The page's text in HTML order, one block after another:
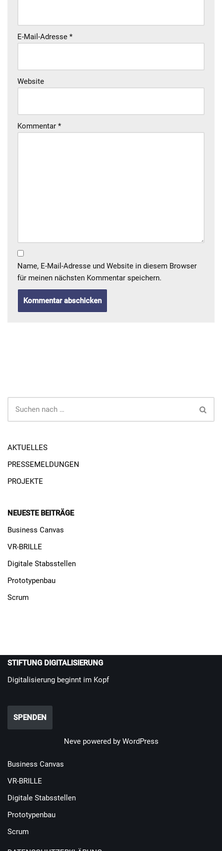
E-Mail-Adresse *
Website
Kommentar *
Name, E-Mail-Adresse und Website in diesem Browser
für meinen nächsten Kommentar speichern.
AKTUELLES
PRESSEMELDUNGEN
PROJEKTE
NEUESTE BEITRÄGE
Business Canvas
VR-BRILLE
Digitale Stabsstellen
Prototypenbau
Scrum
STIFTUNG DIGITALISIERUNG
Digitalisierung beginnt im Kopf
SPENDEN
Nevepowered by WordPress
Business Canvas
VR-BRILLE
Digitale Stabsstellen
Prototypenbau
Scrum